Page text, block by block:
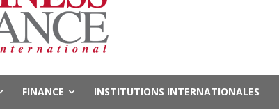
FINANCE INSTITUTIONS INTERNATIONALES